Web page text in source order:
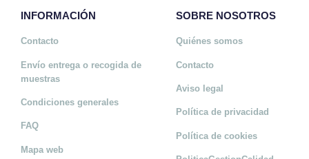
INFORMACIÓN
Contacto
Envío entrega o recogida de
muestras
Condiciones generales
FAQ
Mapa web
SOBRE NOSOTROS
Quiénes somos
Contacto
Aviso legal
Política de privacidad
Política de cookies